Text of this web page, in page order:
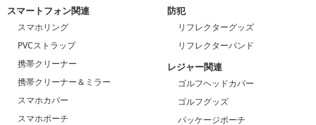
スマートフォン関連
スマホリング
PVCストラップ
携帯クリーナー
携帯クリーナー＆ミラー
スマホカバー
スマホポーチ
防犯
リフレクターグッズ
リフレクターバンド
レジャー関連
ゴルフヘッドカバー
ゴルフグッズ
パッケージポーチ